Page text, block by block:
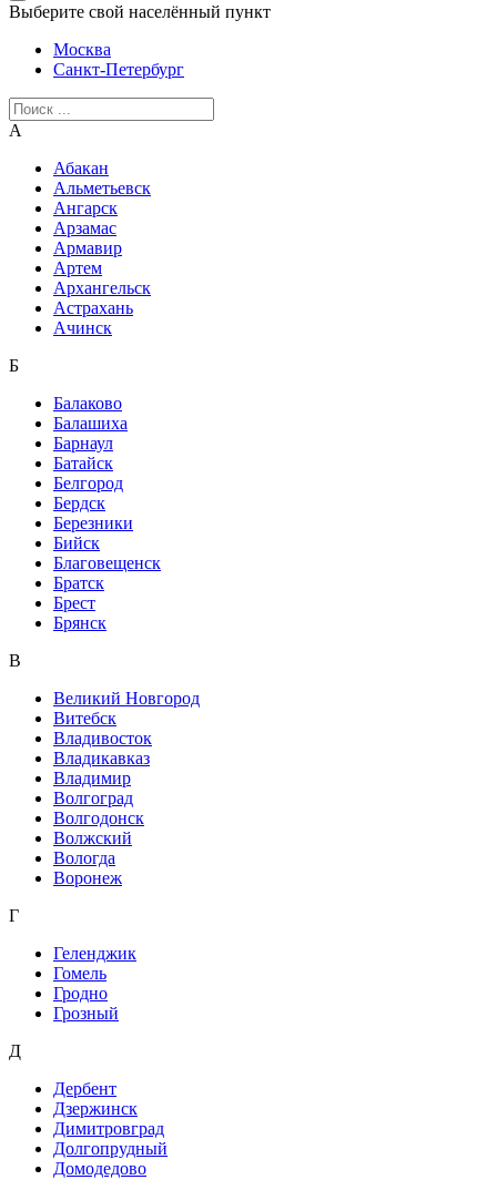
Выберите свой населённый пункт
Москва
Санкт-Петербург
А
Абакан
Альметьевск
Ангарск
Арзамас
Армавир
Артем
Архангельск
Астрахань
Ачинск
Б
Балаково
Балашиха
Барнаул
Батайск
Белгород
Бердск
Березники
Бийск
Благовещенск
Братск
Брест
Брянск
В
Великий Новгород
Витебск
Владивосток
Владикавказ
Владимир
Волгоград
Волгодонск
Волжский
Вологда
Воронеж
Г
Геленджик
Гомель
Гродно
Грозный
Д
Дербент
Дзержинск
Димитровград
Долгопрудный
Домодедово